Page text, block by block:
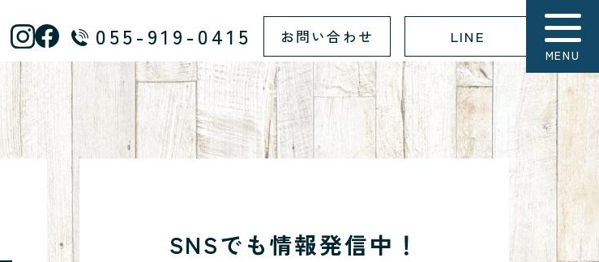
055-919-0415 お問い合わせ LINE
MENU
SNSでも情報発信中！